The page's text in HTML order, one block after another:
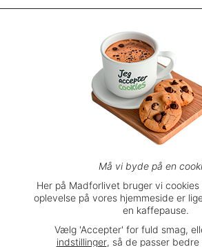
© Madforlivet.com,
rettigheder forbeholdt.
øvrigt materiale må kun
tilladelse fra Sophia Helse
Spørgsmål eller
support@madforlivet.com
Brugerbetingelser
Privatlivspolitik
Handelsbetingelser
Må vi byde på en
Her på Madforlivet bruger vi
oplevelse på vores hjemmeside er
en kaffepause.
Vælg 'Accepter' for fuld smag,
indstillinger, så de passer bedre